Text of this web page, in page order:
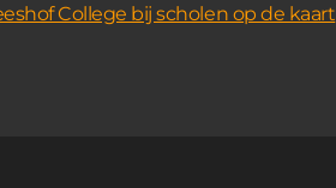
College bij scholen op de kaart